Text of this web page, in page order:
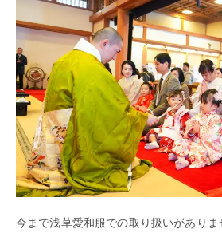
今まで浅草愛和服での取り扱いがありま